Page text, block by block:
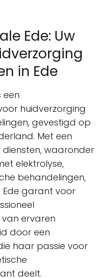
Ede: Uw
in Ede
een
huidverzorging
gevestigd op
Met een
waaronder
elektrolyse,
behandelingen,
garant voor
ervaren
door een
haar passie voor
deelt.